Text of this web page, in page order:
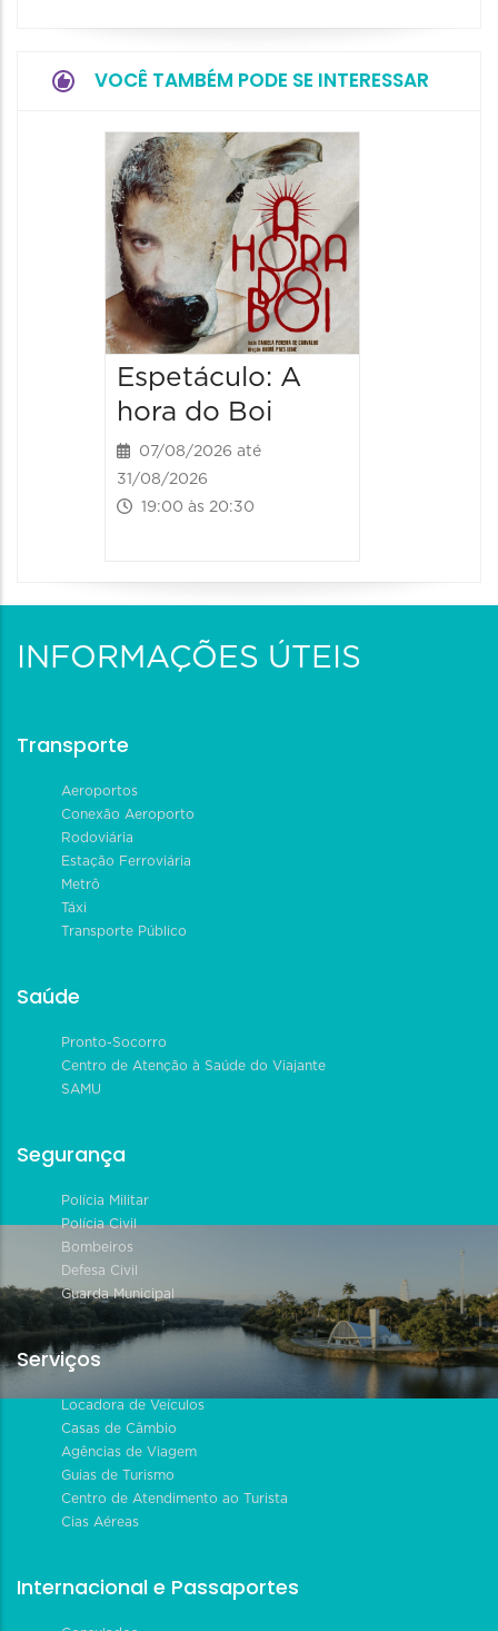
VOCÊ TAMBÉM PODE SE INTERESSAR
Espetáculo: A
hora do Boi
07/08/2026 até
31/08/2026
19:00 às 20:30
INFORMAÇÕES ÚTEIS
Transporte
Aeroportos
Conexão Aeroporto
Rodoviária
Estação Ferroviária
Metrô
Táxi
Transporte Público
Saúde
Pronto-Socorro
Centro de Atenção à Saúde do Viajante
SAMU
Segurança
Polícia Militar
Polícia Civil
Bombeiros
Defesa Civil
Guarda Municipal
Serviços
Locadora de Veículos
Casas de Câmbio
Agências de Viagem
Guias de Turismo
Centro de Atendimento ao Turista
Cias Aéreas
Internacional e Passaportes